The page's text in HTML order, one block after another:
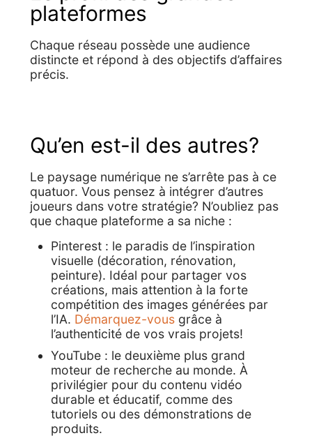
plateformes
Chaque réseau possède une audience
distincte et répond à des objectifs d’affaires
précis.
Qu’en est-il des autres?
Le paysage numérique ne s’arrête pas à ce
quatuor. Vous pensez à intégrer d’autres
joueurs dans votre stratégie? N’oubliez pas
que chaque plateforme a sa niche :
Pinterest : le paradis de l’inspiration
visuelle (décoration, rénovation,
peinture). Idéal pour partager vos
créations, mais attention à la forte
compétition des images générées par
l’IA. Démarquez-vous grâce à
l’authenticité de vos vrais projets!
YouTube : le deuxième plus grand
moteur de recherche au monde. À
privilégier pour du contenu vidéo
durable et éducatif, comme des
tutoriels ou des démonstrations de
produits.